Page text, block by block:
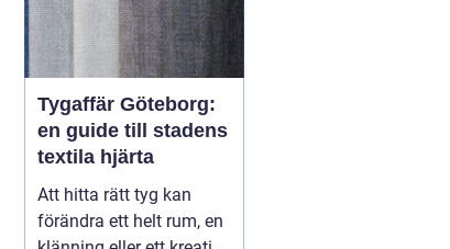
Tygaffär Göteborg:
en guide till stadens
textila hjärta
Att hitta rätt tyg kan
förändra ett helt rum, en